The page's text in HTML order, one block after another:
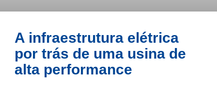
A infraestrutura elétrica
por trás de uma usina de
alta performance